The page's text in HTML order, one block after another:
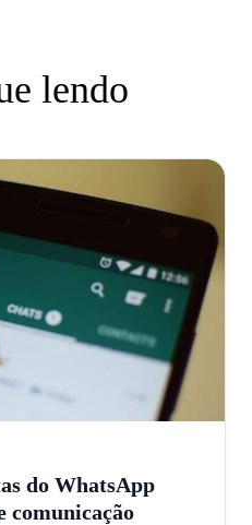
lendo
do WhatsApp
comunicação